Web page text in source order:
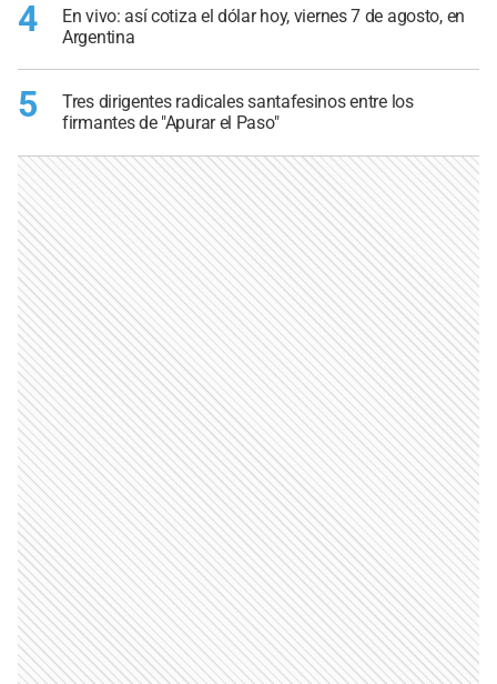
4
En vivo: así cotiza el dólar hoy, viernes 7 de agosto, en
Argentina
5
Tres dirigentes radicales santafesinos entre los
firmantes de "Apurar el Paso"